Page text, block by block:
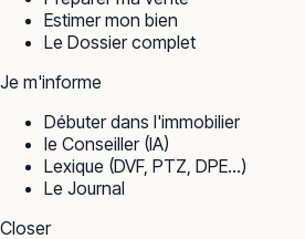
Estimer mon bien
Le Dossier complet
Je m'informe
Débuter dans l'immobilier
le Conseiller (IA)
Lexique (DVF, PTZ, DPE…)
Le Journal
Closer